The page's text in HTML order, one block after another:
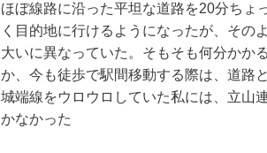
ほぼ線路に沿った平坦な道路を20分ちょ
く目的地に行けるようになったが、その
大いに異なっていた。そもそも何分かか
か、今も徒歩で駅間移動する際は、道路
城端線をウロウロしていた私には、立山
かなかった